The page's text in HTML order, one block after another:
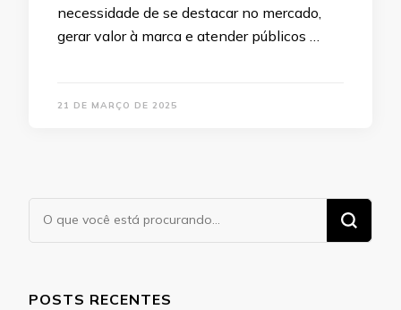
necessidade de se destacar no mercado,
gerar valor à marca e atender públicos …
21 DE MARÇO DE 2025
Procurando
algo?
POSTS RECENTES